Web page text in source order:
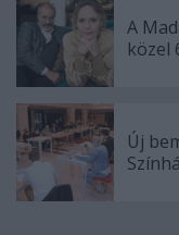
A
közel
Új